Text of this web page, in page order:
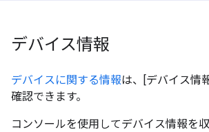
デバイス情報
デバイスに関する情報は、[デバイス情
確認できます。
コンソールを使用してデバイス情報を